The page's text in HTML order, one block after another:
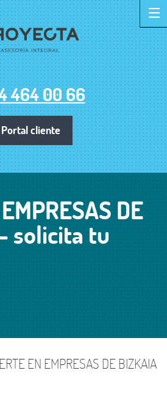
Portal cliente
464 00 66
DE
solicita tu
EN EMPRESAS DE BIZKAIA